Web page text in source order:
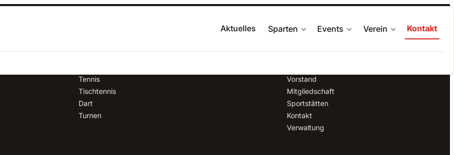
Aktuelles Sparten Events Verein Kontakt
Tennis
Tischtennis
Dart
Turnen
Vorstand
Mitgliedschaft
Sportstätten
Kontakt
Verwaltung